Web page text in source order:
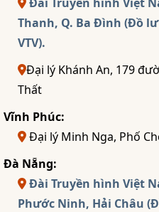
Thanh, Q. Ba Đình (Đồ
VTV).
Đại lý Khánh An, 179
Thất
Vĩnh Phúc:
Đại lý Minh Nga, Phố
Đà Nẵng:
Đài Truyền hình Việt
Phước Ninh, Hải Châu